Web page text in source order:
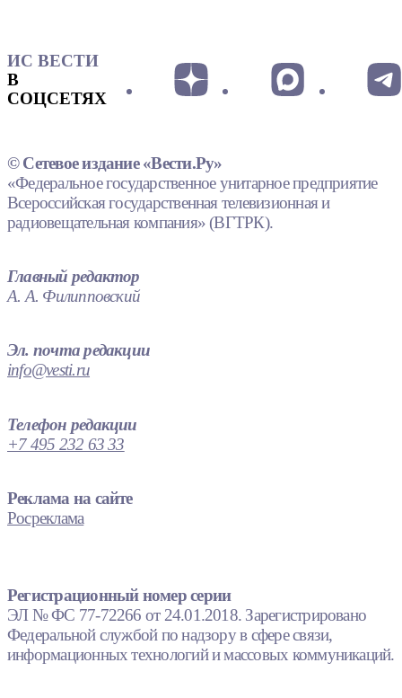
ИС ВЕСТИ
В
СОЦСЕТЯХ
© Сетевое издание «Вести.Ру»
«Федеральное государственное унитарное предприятие
Всероссийская государственная телевизионная и
радиовещательная компания» (ВГТРК).
Главный редактор
А. А. Филипповский
Эл. почта редакции
info@vesti.ru
Телефон редакции
+7 495 232 63 33
Реклама на сайте
Росреклама
Регистрационный номер серии
ЭЛ № ФС 77-72266 от 24.01.2018. Зарегистрировано
Федеральной службой по надзору в сфере связи,
информационных технологий и массовых коммуникаций.